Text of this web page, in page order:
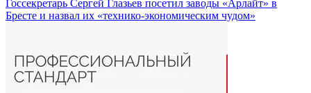
Госсекретарь Сергей Глазьев посетил заводы «Арлайт» в
Бресте и назвал их «технико-экономическим чудом»